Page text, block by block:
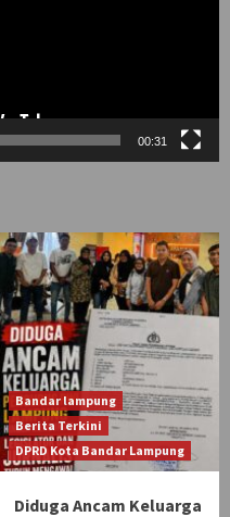
00:31
Bandar lampung
Berita Terkini
DPRD Kota Bandar Lampung
Diduga Ancam Keluarga